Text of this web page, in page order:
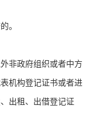
。
非政府组织或者中方
机构登记证书或者进
出租、出借登记证